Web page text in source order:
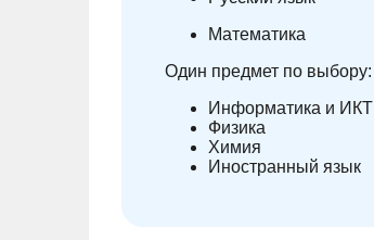
Математика
Один предмет по выбору:
Информатика и ИКТ
Физика
Химия
Иностранный язык